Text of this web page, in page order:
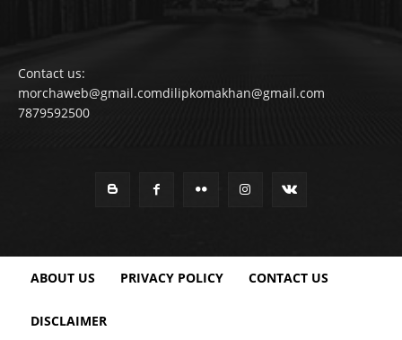
Contact us:
morchaweb@gmail.comdilipkomakhan@gmail.com
7879592500
ABOUT US PRIVACY POLICY CONTACT US
DISCLAIMER